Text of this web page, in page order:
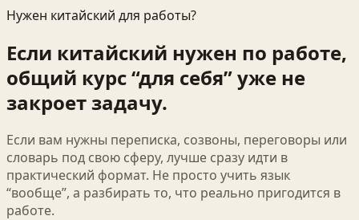
Нужен китайский для работы?
Если китайский нужен по работе,
общий курс “для себя” уже не
закроет задачу.
Если вам нужны переписка, созвоны, переговоры или
словарь под свою сферу, лучше сразу идти в
практический формат. Не просто учить язык
“вообще”, а разбирать то, что реально пригодится в
работе.